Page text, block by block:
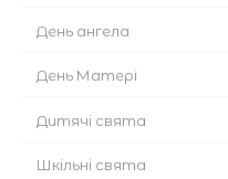
День ангела
День Матері
Дитячі свята
Шкільні свята